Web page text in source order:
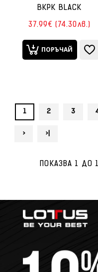
BKPK BLACK
37.99€ (74.30лв.)
ПОРЪЧАЙ
1 2 3
> >|
ПОКАЗВА 1 ДО